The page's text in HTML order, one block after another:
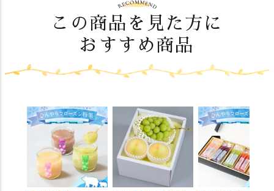
この商品を見た方に
おすすめ商品